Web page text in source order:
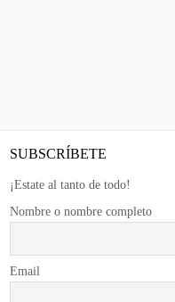
SUBSCRÍBETE
¡Estate al tanto de todo!
Nombre o nombre completo
Email